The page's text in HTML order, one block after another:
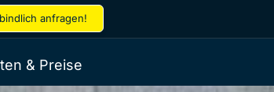
anfragen!
& Preise